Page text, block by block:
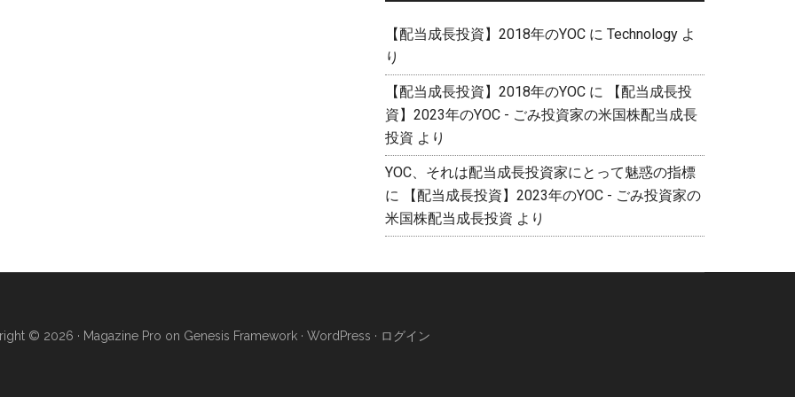
【配当成長投資】2018年のYOC に Technology よ
り
【配当成長投資】2018年のYOC に
【配当成長投
資】2023年のYOC - ごみ投資家の米国株配当成長
投資 より
YOC、それは配当成長投資家にとって魅惑の指標
に
【配当成長投資】2023年のYOC - ごみ投資家の
米国株配当成長投資 より
© 2026 · Magazine Pro on Genesis Framework · WordPress · ログイン